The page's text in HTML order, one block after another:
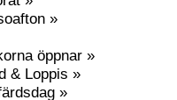
»
öppnar »
& Loppis »
»